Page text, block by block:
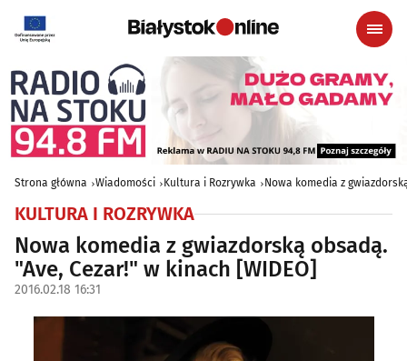
Strona główna Wiadomości Kultura i Rozrywka Nowa komedia z
KULTURA I ROZRYWKA
Nowa komedia z gwiazdorską obsadą.
"Ave, Cezar!" w kinach [WIDEO]
2016.02.18 16:31